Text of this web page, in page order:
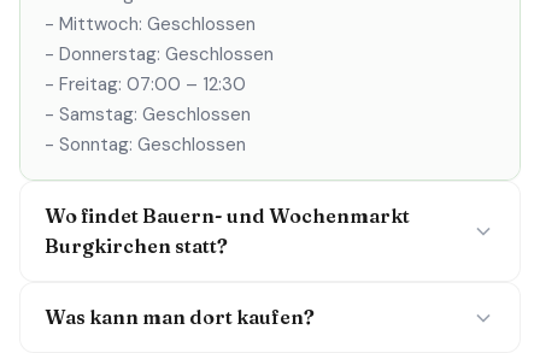
- Mittwoch: Geschlossen
- Donnerstag: Geschlossen
- Freitag: 07:00 – 12:30
- Samstag: Geschlossen
- Sonntag: Geschlossen
Wo findet Bauern- und Wochenmarkt
Burgkirchen statt?
Was kann man dort kaufen?